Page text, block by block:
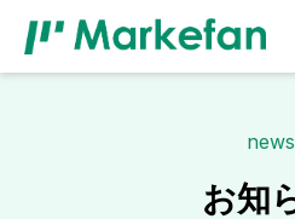
news
お知